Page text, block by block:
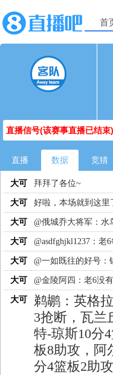
首
直播信号(该赛事直播已结束)
直播 数据 竞猜
大可 拜拜了各位~
大可 好啦，本场就到这里
大可 @俄城乔大将军：水
大可 @asdfghjkl1237：老
大可 @一如既往的好号
大可 @金陵阿四：老6没
大可
鹈鹕：英格
3抢断，瓦兰
特-琼斯10分
板8助攻，阿
分4篮板2助